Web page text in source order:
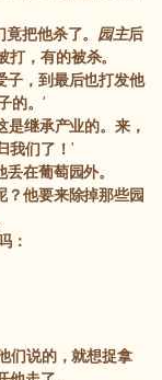
把他杀了。 园主后
，有的被杀。
子，到最后也打发他
的。’
是继承产业的。来，
我们了！’
在葡萄园外。
？他要来除掉那些园
：
们说的，就想捉拿